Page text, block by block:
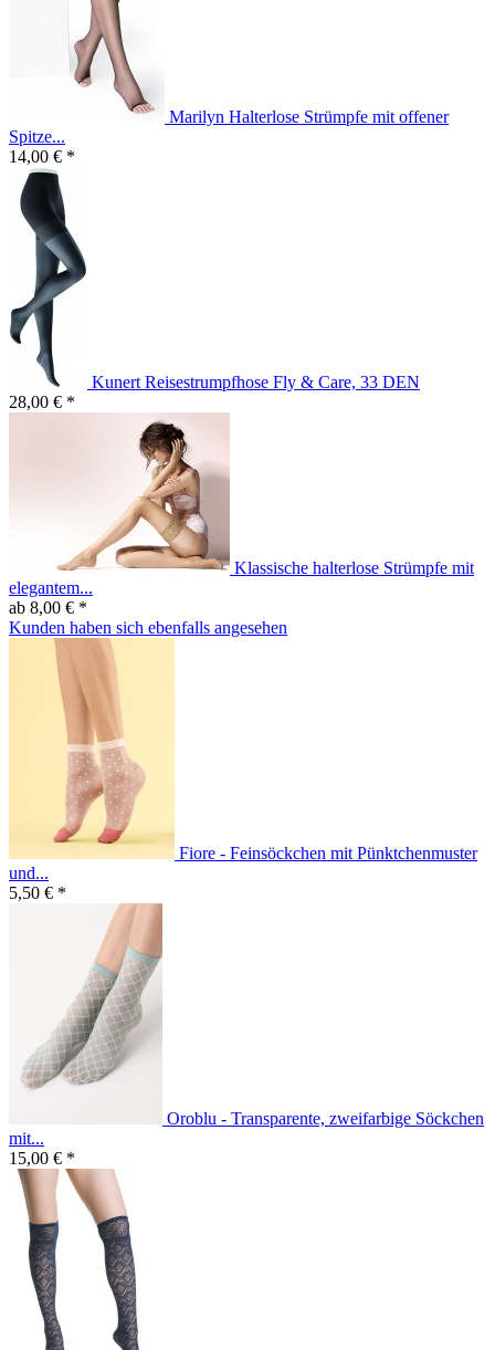
Marilyn Halterlose Strümpfe mit offener
Spitze...
14,00 € *
Kunert Reisestrumpfhose Fly & Care, 33 DEN
28,00 € *
Klassische halterlose Strümpfe mit
elegantem...
ab 8,00 € *
Kunden haben sich ebenfalls angesehen
Fiore - Feinsöckchen mit Pünktchenmuster
und...
5,50 € *
Oroblu - Transparente, zweifarbige Söckchen
mit...
15,00 € *